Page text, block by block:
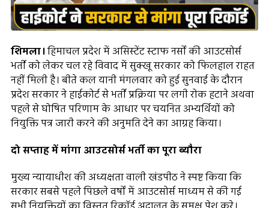
शिमला।हिमाचल प्रदेश में असिस्टेंट स्टाफ नर्सों की आउटसोर्स
भर्ती को लेकर चल रहे विवाद में सुक्खू सरकार को फिलहाल राहत
नहीं मिली है। बीते कल यानी मंगलवार को हुई सुनवाई के दौरान
प्रदेश सरकार ने हाईकोर्ट से भर्ती प्रक्रिया पर लगी रोक हटाने अथवा
पहले से घोषित परिणाम के आधार पर चयनित अभ्यर्थियों को
नियुक्ति पत्र जारी करने की अनुमति देने का आग्रह किया।
दो सप्ताह में मांगा आउटसोर्स भर्ती का पूरा ब्यौरा
मुख्य न्यायाधीश की अध्यक्षता वाली खंडपीठ ने स्पष्ट किया कि
सरकार सबसे पहले पिछले वर्षों में आउटसोर्स माध्यम से की गई